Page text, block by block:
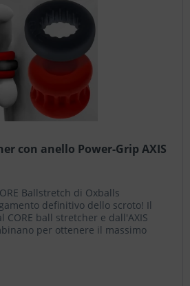
con anello Power-Grip AXIS
Ballstretch di Oxballs
definitivo dello scroto! Il
CORE ball stretcher e dall'AXIS
per ottenere il massimo